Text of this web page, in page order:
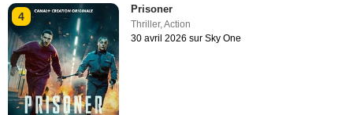
4
Prisoner
Thriller,Action
30 avril 2026 sur Sky One